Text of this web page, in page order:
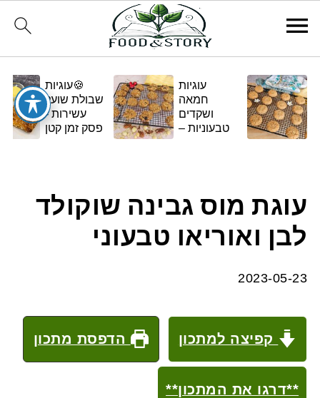
עוגיות
חמאה
ושקדים
טבעוניות –
🍪עוגיות
שבולת שועל
עשירות -
פסק זמן קטן
עוגת מוס גבינה שוקולד
לבן ואוריאו טבעוני
2023-05-23
קפיצה למתכון הדפסת מתכון
**דרגו את המתכון**